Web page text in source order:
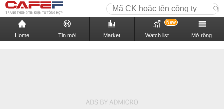
Home Tin mới Market Watch list
New
Mở rộng